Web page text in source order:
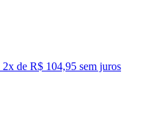
2x de R$ 104,95 sem juros